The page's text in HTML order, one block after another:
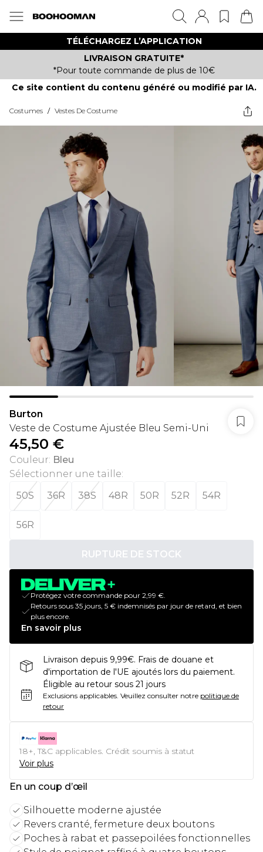
TÉLÉCHARGEZ L’APPLICATION
LIVRAISON GRATUITE*
*Pour toute commande de plus de 10€
Ce site contient du contenu généré ou modifié par IA.
Costumes / Vestes De Costume
Burton
Veste de Costume Ajustée Bleu Semi-Uni
45,50 €
Couleur: Bleu
Sélectionner une taille:
50S
36R 38S 48R 50R 52R 54R
56R
RUPTURE DE STOCK
Protégez votre commande pour 2,99 €.
Retours sous 35 jours, 5 € indemnisés par jour de retard, et bien
plus encore.
En savoir plus
Livraison depuis 9,99€. Frais de douane et
d'importation de l'UE ajoutés lors du paiement.
Éligible au retour sous 21 jours
Exclusions applicables. Veuillez consulter notre politique de
retour
18+, T&C applicables. Crédit soumis à statut
Voir plus
En un coup d’œil
Silhouette moderne ajustée
Revers cranté, fermeture deux boutons
Poches à rabat et passepoilées fonctionnelles